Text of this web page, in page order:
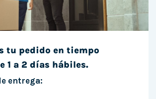
tu pedido en tiempo
1 a 2 días hábiles.
entrega: